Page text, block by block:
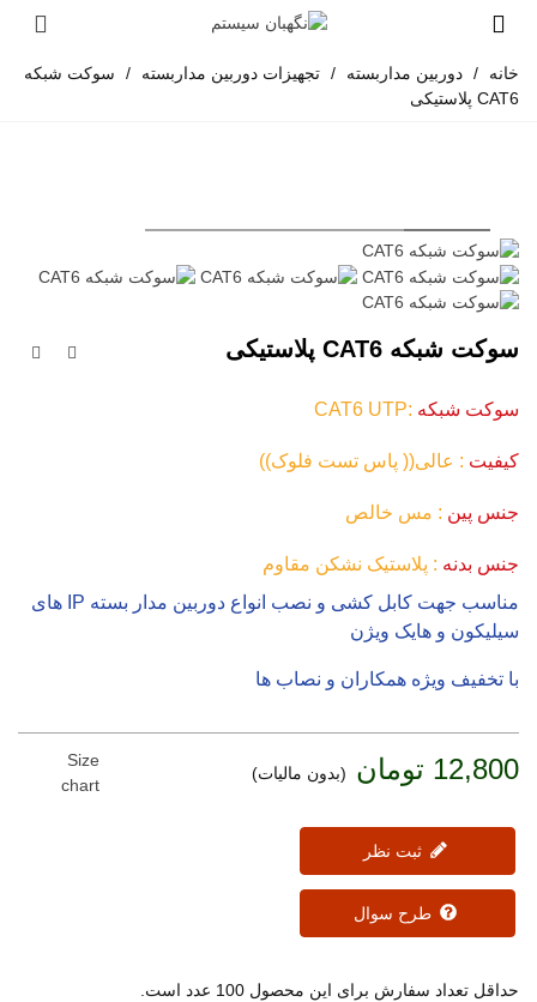
خانه / دوربین مداربسته / تجهیزات دوربین مداربسته /
سوکت شبکه
CAT6 پلاستیکی
سوکت شبکه CAT6 پلاستیکی
سوکت شبکه :CAT6 UTP
کیفیت : عالی(( پاس تست فلوک))
جنس پین : مس خالص
جنس بدنه : پلاستیک نشکن مقاوم
مناسب جهت کابل کشی و نصب انواع دوربین مدار بسته IP های
سیلیکون و هایک ویژن
با تخفیف ویژه همکاران و نصاب ها
12,800 تومان (بدون مالیات)
ثبت نظر
طرح سوال
Size
chart
حداقل تعداد سفارش برای این محصول 100 عدد است.